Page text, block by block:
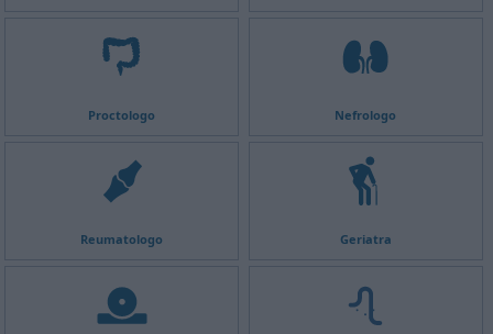
Proctologo Nefrologo
Reumatologo Geriatra